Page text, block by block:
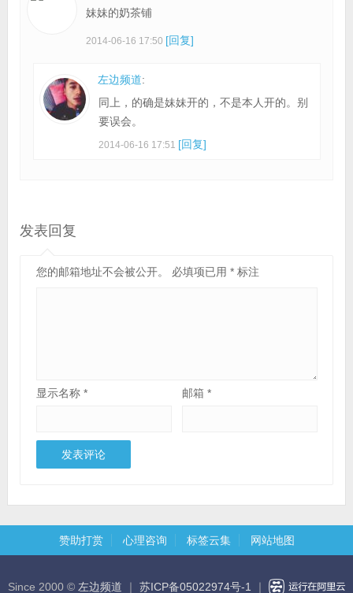
妹妹的奶茶铺
2014-06-16 17:50 [回复]
左边频道:
同上，的确是妹妹开的，不是本人开的。别
要误会。
2014-06-16 17:51 [回复]
发表回复
您的邮箱地址不会被公开。 必填项已用 *标注
显示名称 * 邮箱*
赞助打赏 心理咨询 标签云集 网站地图
Since 2000 © 左边频道 ｜ 苏ICP备05022974号-1 ｜